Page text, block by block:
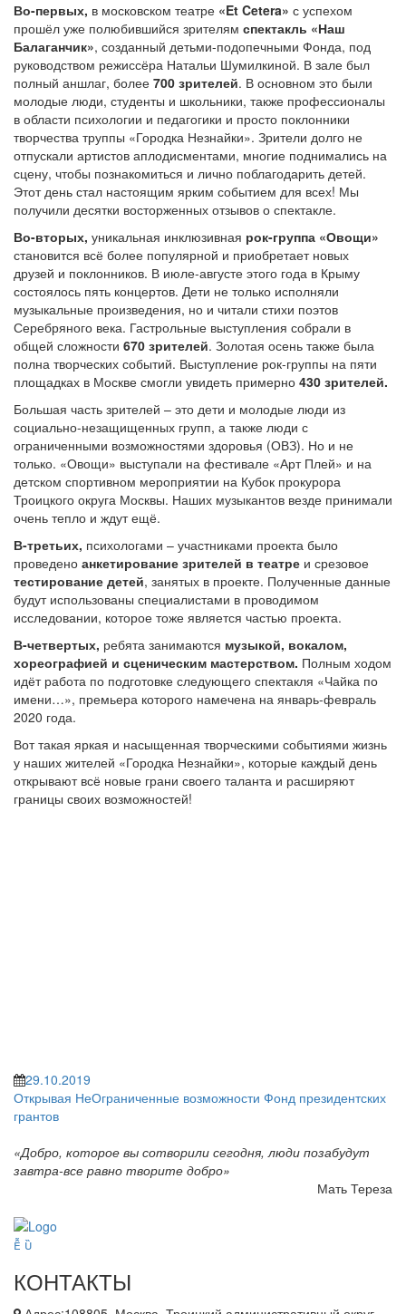
Во-первых, в московском театре «Et Cetera» с успехом
прошёл уже полюбившийся зрителям спектакль «Наш
Балаганчик», созданный детьми-подопечными Фонда, под
руководством режиссёра Натальи Шумилкиной. В зале был
полный аншлаг, более 700 зрителей. В основном это были
молодые люди, студенты и школьники, также профессионалы
в области психологии и педагогики и просто поклонники
творчества труппы «Городка Незнайки». Зрители долго не
отпускали артистов аплодисментами, многие поднимались на
сцену, чтобы познакомиться и лично поблагодарить детей.
Этот день стал настоящим ярким событием для всех! Мы
получили десятки восторженных отзывов о спектакле.
Во-вторых, уникальная инклюзивная рок-группа «Овощи»
становится всё более популярной и приобретает новых
друзей и поклонников. В июле-августе этого года в Крыму
состоялось пять концертов. Дети не только исполняли
музыкальные произведения, но и читали стихи поэтов
Серебряного века. Гастрольные выступления собрали в
общей сложности 670 зрителей. Золотая осень также была
полна творческих событий. Выступление рок-группы на пяти
площадках в Москве смогли увидеть примерно 430 зрителей.
Большая часть зрителей – это дети и молодые люди из
социально-незащищенных групп, а также люди с
ограниченными возможностями здоровья (ОВЗ). Но и не
только. «Овощи» выступали на фестивале «Арт Плей» и на
детском спортивном мероприятии на Кубок прокурора
Троицкого округа Москвы. Наших музыкантов везде принимали
очень тепло и ждут ещё.
В-третьих, психологами – участниками проекта было
проведено анкетирование зрителей в театре и срезовое
тестирование детей, занятых в проекте. Полученные данные
будут использованы специалистами в проводимом
исследовании, которое тоже является частью проекта.
В-четвертых, ребята занимаются музыкой, вокалом,
хореографией и сценическим мастерством. Полным ходом
идёт работа по подготовке следующего спектакля «Чайка по
имени…», премьера которого намечена на январь-февраль
2020 года.
Вот такая яркая и насыщенная творческими событиями жизнь
у наших жителей «Городка Незнайки», которые каждый день
открывают всё новые грани своего таланта и расширяют
границы своих возможностей!
29.10.2019
Открывая НеОграниченные возможности Фонд президентских
грантов
«Добро, которое вы сотворили сегодня, люди позабудут
завтра-все равно творите добро»
Мать Тереза
КОНТАКТЫ